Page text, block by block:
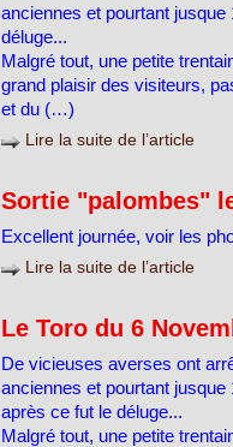
anciennes et pourtant
déluge...
Malgré tout, une petite
grand plaisir des visiteurs,
et du (…)
Lire la suite de l’article
Sortie "palombes"
Excellent journée, voir les
Lire la suite de l’article
Le Toro du 6
De vicieuses averses ont
anciennes et pourtant
après ce fut le déluge...
Malgré tout, une petite